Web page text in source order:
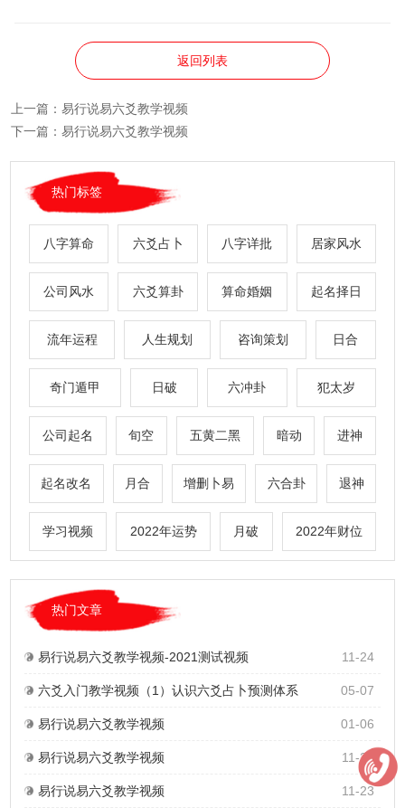
返回列表
上一篇： 易行说易六爻教学视频
下一篇： 易行说易六爻教学视频
热门标签
八字算命 六爻占卜 八字详批 居家风水
公司风水 六爻算卦 算命婚姻 起名择日
流年运程 人生规划 咨询策划 日合
奇门遁甲 日破 六冲卦 犯太岁
公司起名 旬空 五黄二黑 暗动 进神
起名改名 月合 增删卜易 六合卦 退神
学习视频 2022年运势 月破 2022年财位
热门文章
易行说易六爻教学视频-2021测试视频 11-24
六爻入门教学视频（1）认识六爻占卜预测体系 05-07
易行说易六爻教学视频 01-06
易行说易六爻教学视频 11-24
易行说易六爻教学视频 11-23